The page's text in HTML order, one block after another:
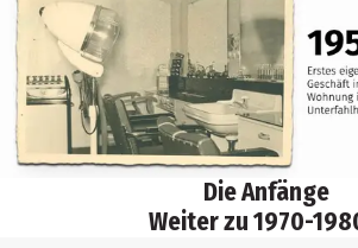
Die Anfänge
Weiter zu 1970-